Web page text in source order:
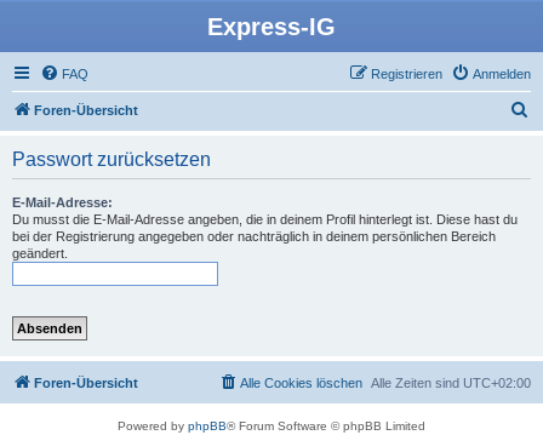
Express-IG
FAQ Anmelden
Registrieren
Foren-Übersicht
Passwort zurücksetzen
E-Mail-Adresse:
Du musst die E-Mail-Adresse angeben, die in deinem Profil hinterlegt ist. Diese hast du
bei der Registrierung angegeben oder nachträglich in deinem persönlichen Bereich
geändert.
Foren-Übersicht Alle Zeiten sind UTC+02:00
Alle Cookies löschen
Powered by phpBB® Forum Software © phpBB Limited